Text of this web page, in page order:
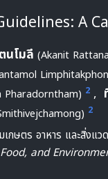
A
นโมลี (Akanit
Pharadorntham) 2 ,
2
ษตร อาหาร และสิ่งแว
and